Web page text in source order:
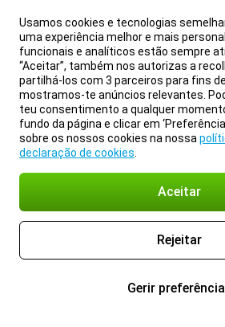
Usamos cookies e tecnologias
uma experiência melhor e mais
funcionais e analíticos estão sempre
“Aceitar”, também nos autorizas a
partilhá-los com 3 parceiros para fins
mostramos-te anúncios relevantes.
teu consentimento a qualquer
fundo da página e clicar em
sobre os nossos cookies na nossa
declaração de cookies
Aceitar
Rejeitar
Gerir